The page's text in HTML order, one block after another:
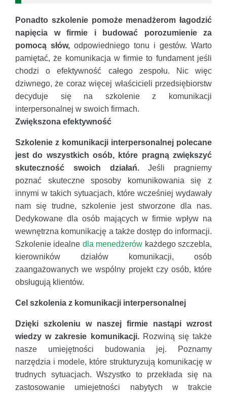
Ponadto szkolenie pomoże menadżerom łagodzić
napięcia w firmie i budować porozumienie za
pomocą słów, odpowiedniego tonu i gestów. Warto
pamiętać, że komunikacja w firmie to fundament jeśli
chodzi o efektywność całego zespołu. Nic więc
dziwnego, że coraz więcej właścicieli przedsiębiorstw
decyduje się na szkolenie z komunikacji
interpersonalnej w swoich firmach.
Zwiększona efektywność
Szkolenie z komunikacji interpersonalnej polecane
jest do wszystkich osób, które pragną zwiększyć
skuteczność swoich działań.Jeśli pragniemy
poznać skuteczne sposoby komunikowania się z
innymi w takich sytuacjach, które wcześniej wydawały
nam się trudne, szkolenie jest stworzone dla nas.
Dedykowane dla osób mających w firmie wpływ na
wewnętrzna komunikację a także dostęp do informacji.
Szkolenie idealne dla menedżerów każdego szczebla,
kierowników działów komunikacji, osób
zaangażowanych we wspólny projekt czy osób, które
obsługują klientów.
Cel szkolenia z komunikacji interpersonalnej
Dzięki szkoleniu w naszej firmie nastąpi wzrost
wiedzy w zakresie komunikacji.Rozwiną się także
nasze umiejętności budowania jej. Poznamy
narzędzia i modele, które strukturyzują komunikację w
trudnych sytuacjach. Wszystko to przekłada się na
zastosowanie umiejetności nabytych w trakcie